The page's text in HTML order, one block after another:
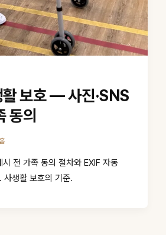
활 보호 — 사진·SNS
동의
전 가족 동의 절차와 EXIF 자동
사생활 보호의 기준.